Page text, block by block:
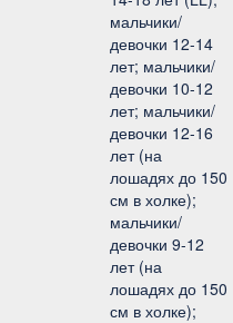
мальчики/
девочки 12-14
лет; мальчики/
девочки 10-12
лет; мальчики/
девочки 12-16
лет (на
лошадях до 150
см в холке);
мальчики/
девочки 9-12
лет (на
лошадях до 150
см в холке);